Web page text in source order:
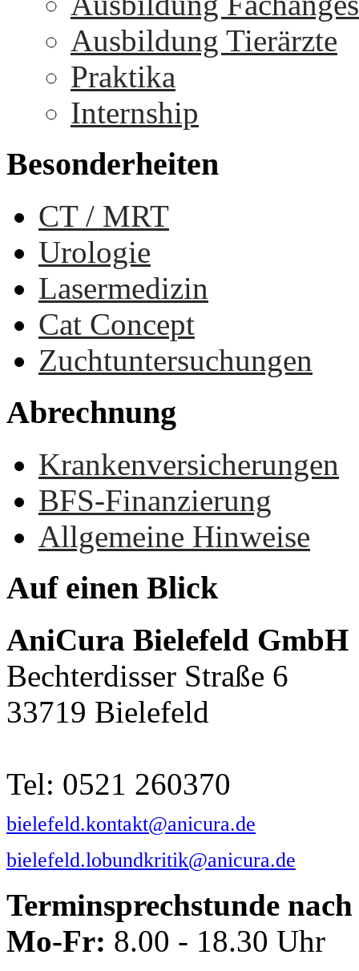
Ausbildung Tierärzte
Praktika
Internship
Besonderheiten
CT / MRT
Urologie
Lasermedizin
Cat Concept
Zuchtuntersuchungen
Abrechnung
Krankenversicherungen
BFS-Finanzierung
Allgemeine Hinweise
Auf einen Blick
AniCura Bielefeld GmbH
Bechterdisser Straße 6
33719 Bielefeld
Tel: 0521 260370
bielefeld.kontakt@anicura.de
bielefeld.lobundkritik@anicura.de
Terminsprechstunde
Mo-Fr: 8.00 - 18.30 Uhr